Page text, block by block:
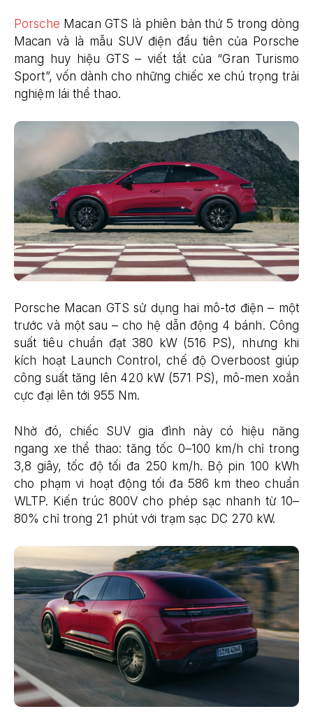
Porsche Macan GTS là phiên bản thứ 5 trong dòng
Macan và là mẫu SUV điện đầu tiên của Porsche
mang huy hiệu GTS – viết tắt của “Gran Turismo
Sport”, vốn dành cho những chiếc xe chú trọng trải
nghiệm lái thể thao.
Porsche Macan GTS sử dụng hai mô-tơ điện – một
trước và một sau – cho hệ dẫn động 4 bánh. Công
suất tiêu chuẩn đạt 380 kW (516 PS), nhưng khi
kích hoạt Launch Control, chế độ Overboost giúp
công suất tăng lên 420 kW (571 PS), mô-men xoắn
cực đại lên tới 955 Nm.
Nhờ đó, chiếc SUV gia đình này có hiệu năng
ngang xe thể thao: tăng tốc 0–100 km/h chỉ trong
3,8 giây, tốc độ tối đa 250 km/h. Bộ pin 100 kWh
cho phạm vi hoạt động tối đa 586 km theo chuẩn
WLTP. Kiến trúc 800V cho phép sạc nhanh từ 10–
80% chỉ trong 21 phút với trạm sạc DC 270 kW.